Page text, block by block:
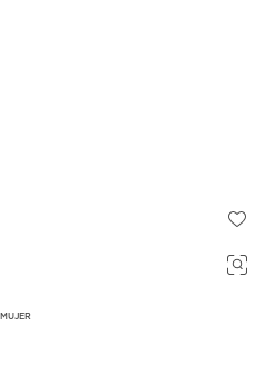
MUJER